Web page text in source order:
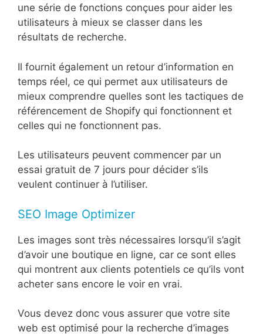
une série de fonctions conçues pour aider les
utilisateurs à mieux se classer dans les
résultats de recherche.
Il fournit également un retour d’information en
temps réel, ce qui permet aux utilisateurs de
mieux comprendre quelles sont les tactiques de
référencement de Shopify qui fonctionnent et
celles qui ne fonctionnent pas.
Les utilisateurs peuvent commencer par un
essai gratuit de 7 jours pour décider s’ils
veulent continuer à l’utiliser.
SEO Image Optimizer
Les images sont très nécessaires lorsqu’il s’agit
d’avoir une boutique en ligne, car ce sont elles
qui montrent aux clients potentiels ce qu’ils vont
acheter sans encore le voir en vrai.
Vous devez donc vous assurer que votre site
web est optimisé pour la recherche d’images